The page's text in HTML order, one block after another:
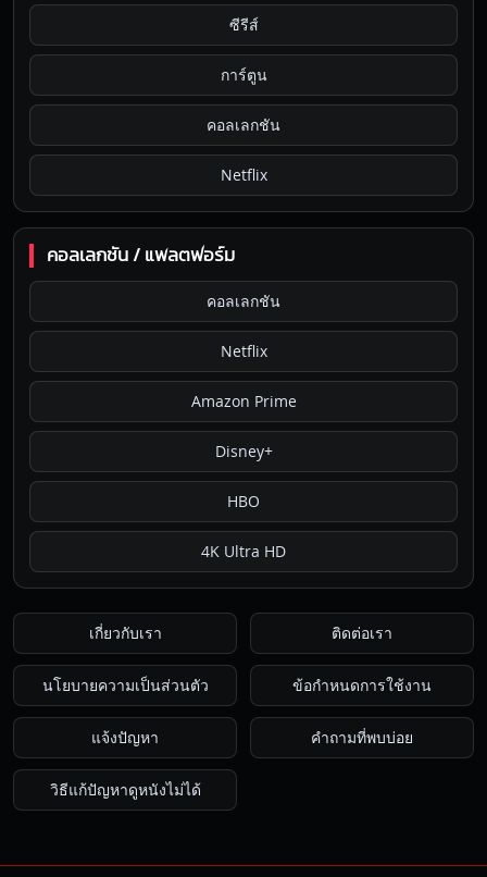
ซีรีส์
การ์ตูน
คอลเลกชัน
Netflix
คอลเลกชัน / แพลตฟอร์ม
คอลเลกชัน
Netflix
Amazon Prime
Disney+
HBO
4K Ultra HD
เกี่ยวกับเรา ติดต่อเรา
นโยบายความเป็นส่วนตัว ข้อกำหนดการใช้งาน
แจ้งปัญหา คำถามที่พบบ่อย
วิธีแก้ปัญหาดูหนังไม่ได้